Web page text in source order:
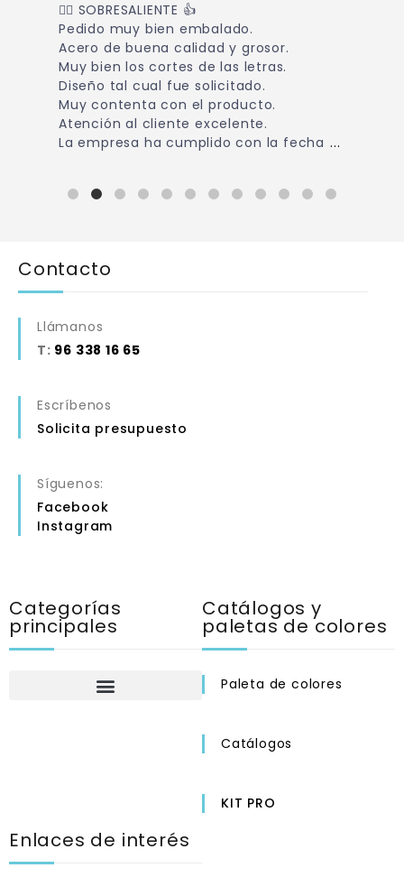
👉🏻 SOBRESALIENTE 👍
Pedido muy bien embalado.
Acero de buena calidad y grosor.
Muy bien los cortes de las letras.
Diseño tal cual fue solicitado.
Muy contenta con el producto.
Atención al cliente excelente.
La empresa ha cumplido con la fecha ...
Contacto
Llámanos
T: 96 338 16 65
Escríbenos
Solicita presupuesto
Síguenos:
Facebook
Instagram
Catálogos y
paletas de colores
Paleta de colores
Catálogos
KIT PRO
Categorías
principales
Enlaces de interés